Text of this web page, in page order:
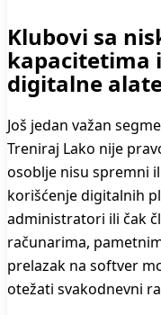
Klubovi sa
kapacitetima
digitalne
Još jedan važan
Treniraj Lako nije
osoblje nisu spremni
korišćenje digitalnih
administratori ili čak
računarima,
prelazak na softver
otežati svakodnevni